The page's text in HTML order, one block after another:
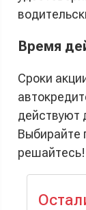
Время
Сроки
действуют
Выбирайте
решайтесь!